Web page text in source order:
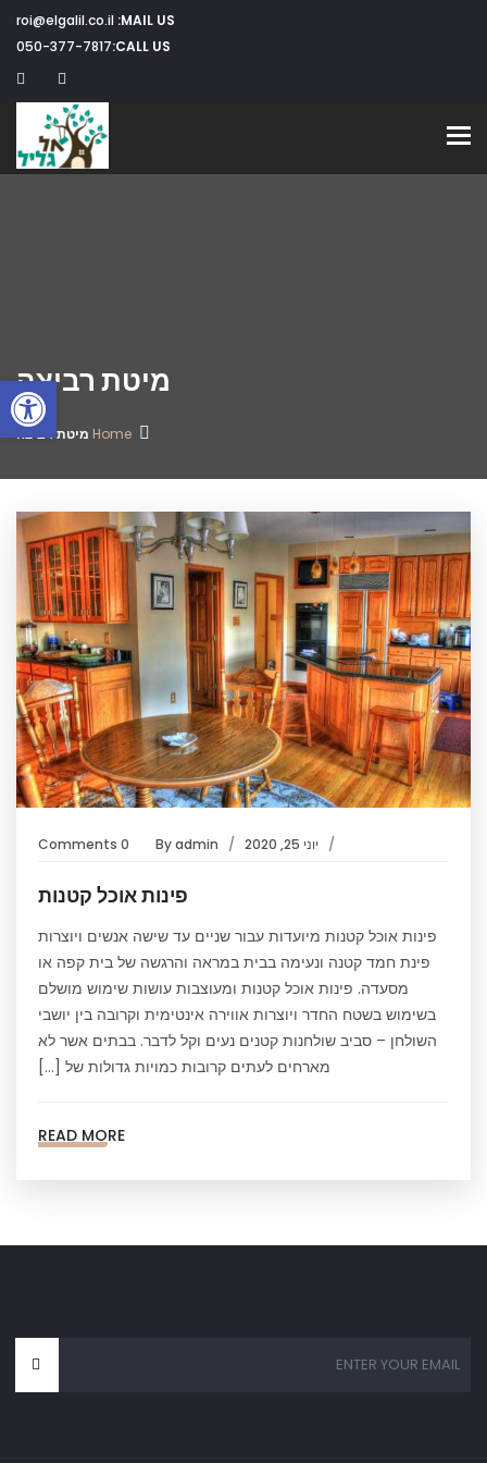
MAIL US:
CALL US:
050-377-7817
Toggle navigation
מיטת רביצה
Home מיטת רביצה
יוני 25, 2020 Byadmin
0 Comments
פינות אוכל קטנות
פינות אוכל קטנות מיועדות עבור שניים עד שישה אנשים ויוצרות
פינת חמד קטנה ונעימה בבית במראה והרגשה של בית קפה או
מסעדה. פינות אוכל קטנות ומעוצבות עושות שימוש מושלם
בשימוש בשטח החדר ויוצרות אווירה אינטימית וקרובה בין יושבי
השולחן – סביב שולחנות קטנים נעים וקל לדבר. בבתים אשר לא
מארחים לעתים קרובות כמויות גדולות של […]
READ MORE